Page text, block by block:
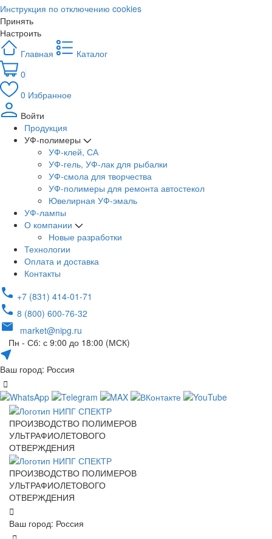
Инструкция по отключению cookies
Принять
Настроить
Главная
Каталог
0
0 Избранное
Войти
Продукция
УФ-полимеры
УФ-клей, СА
УФ-гель, УФ-лак для рыбалки
УФ-смола для творчества
УФ-полимеры для ремонта автостекол
Ювелирная УФ-эмаль
УФ-лампы
О компании
Новые разработки
Технологии
Оплата и доставка
Контакты
+7 (831) 414-01-71
8 (800) 600-76-32
market@nipg.ru
Пн - Сб: с 9:00 до 18:00 (МСК)
Ваш город: Россия
ПРОИЗВОДСТВО ПОЛИМЕРОВ
УЛЬТРАФИОЛЕТОВОГО
ОТВЕРЖДЕНИЯ
ПРОИЗВОДСТВО ПОЛИМЕРОВ
УЛЬТРАФИОЛЕТОВОГО
ОТВЕРЖДЕНИЯ
Ваш город: Россия